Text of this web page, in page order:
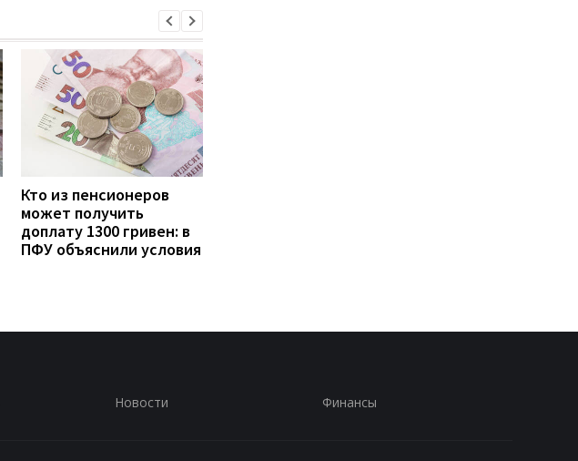
Кто из пенсионеров
может получить
доплату 1300 гривен: в
ПФУ объяснили условия
Новости Финансы